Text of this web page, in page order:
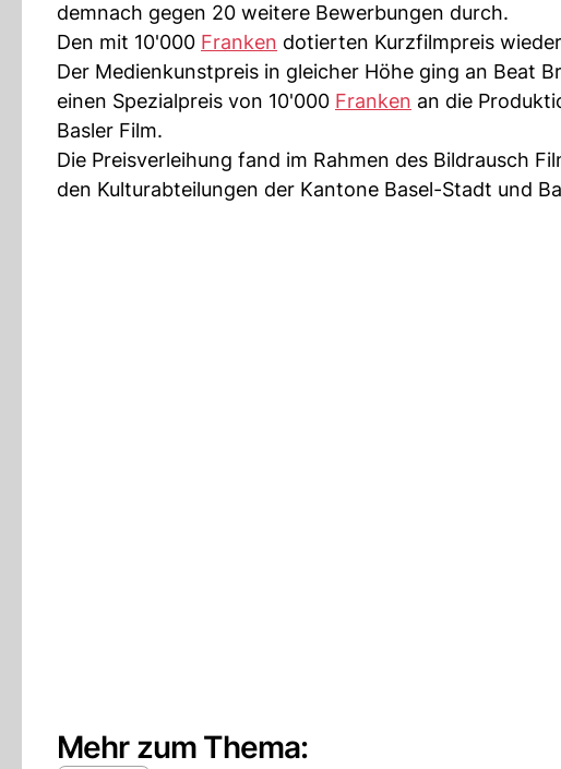
demnach gegen 20 weitere Bewerbungen durch.
Den mit 10'000 Franken dotierten Kurzfilmpreis
Der Medienkunstpreis in gleicher Höhe ging an Beat
einen Spezialpreis von 10'000 Franken an die
Basler Film.
Die Preisverleihung fand im Rahmen des Bildrausch
den Kulturabteilungen der Kantone Basel-Stadt und
Mehr zum Thema: